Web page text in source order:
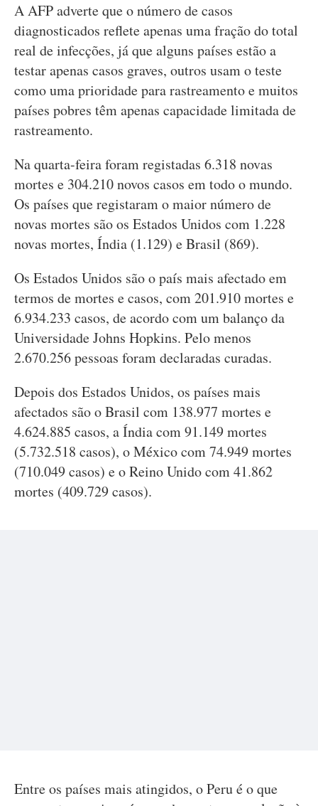
A AFP adverte que o número de casos
diagnosticados reflete apenas uma fração do total
real de infecções, já que alguns países estão a
testar apenas casos graves, outros usam o teste
como uma prioridade para rastreamento e muitos
países pobres têm apenas capacidade limitada de
rastreamento.
Na quarta-feira foram registadas 6.318 novas
mortes e 304.210 novos casos em todo o mundo.
Os países que registaram o maior número de
novas mortes são os Estados Unidos com 1.228
novas mortes, Índia (1.129) e Brasil (869).
Os Estados Unidos são o país mais afectado em
termos de mortes e casos, com 201.910 mortes e
6.934.233 casos, de acordo com um balanço da
Universidade Johns Hopkins. Pelo menos
2.670.256 pessoas foram declaradas curadas.
Depois dos Estados Unidos, os países mais
afectados são o Brasil com 138.977 mortes e
4.624.885 casos, a Índia com 91.149 mortes
(5.732.518 casos), o México com 74.949 mortes
(710.049 casos) e o Reino Unido com 41.862
mortes (409.729 casos).
Entre os países mais atingidos, o Peru é o que